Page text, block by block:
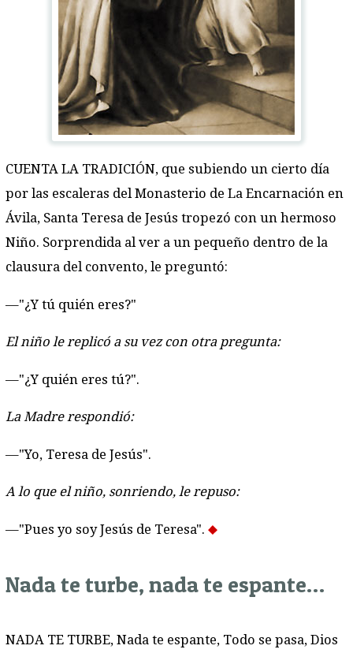
CUENTA LA TRADICIÓN, que subiendo un cierto día
por las escaleras del Monasterio de La Encarnación en
Ávila, Santa Teresa de Jesús tropezó con un hermoso
Niño. Sorprendida al ver a un pequeño dentro de la
clausura del convento, le preguntó:
—"¿Y tú quién eres?"
El niño le replicó a su vez con otra pregunta:
—"¿Y quién eres tú?".
La Madre respondió:
—"Yo, Teresa de Jesús".
A lo que el niño, sonriendo, le repuso:
—"Pues yo soy Jesús de Teresa".
Nada te turbe, nada te espante…
NADA TE TURBE, Nada te espante, Todo se pasa, Dios